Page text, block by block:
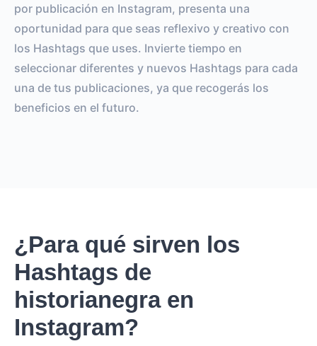
por publicación en Instagram, presenta una
oportunidad para que seas reflexivo y creativo con
los Hashtags que uses. Invierte tiempo en
seleccionar diferentes y nuevos Hashtags para cada
una de tus publicaciones, ya que recogerás los
beneficios en el futuro.
¿Para qué sirven los
Hashtags de
historianegra en
Instagram?